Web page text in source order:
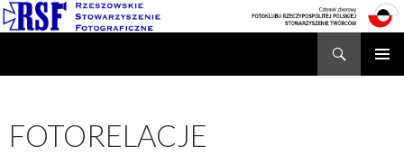
FOTORELACJE